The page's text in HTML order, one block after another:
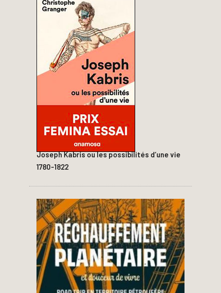
Joseph Kabris ou les possibilités d’une vie
1780-1822